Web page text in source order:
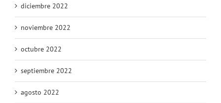
diciembre 2022
noviembre 2022
octubre 2022
septiembre 2022
agosto 2022